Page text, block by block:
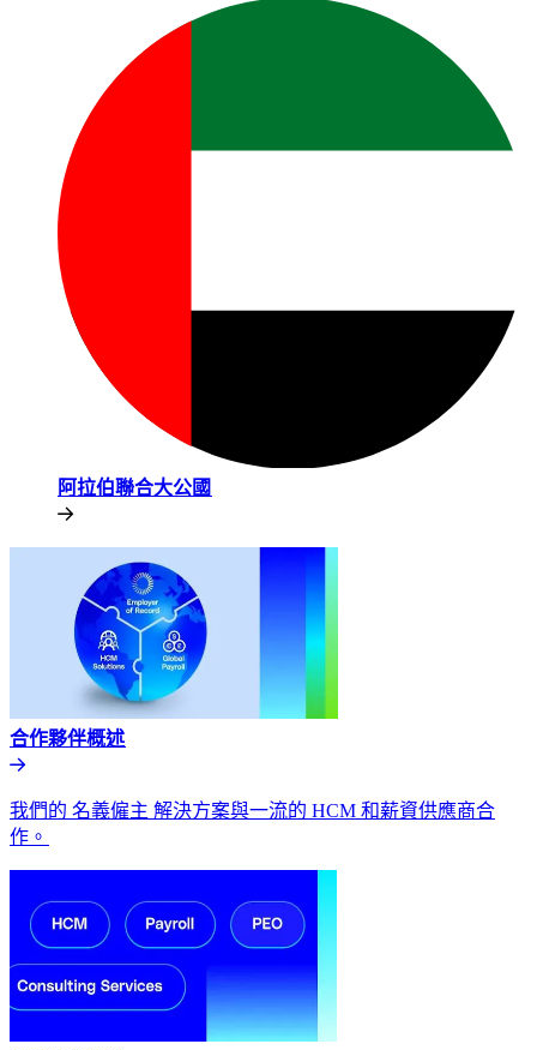
阿拉伯聯合大公國​​
合作夥伴概述​​
我們的 名義僱主 解決方案與一流的 HCM 和薪資供應商合
作。​​